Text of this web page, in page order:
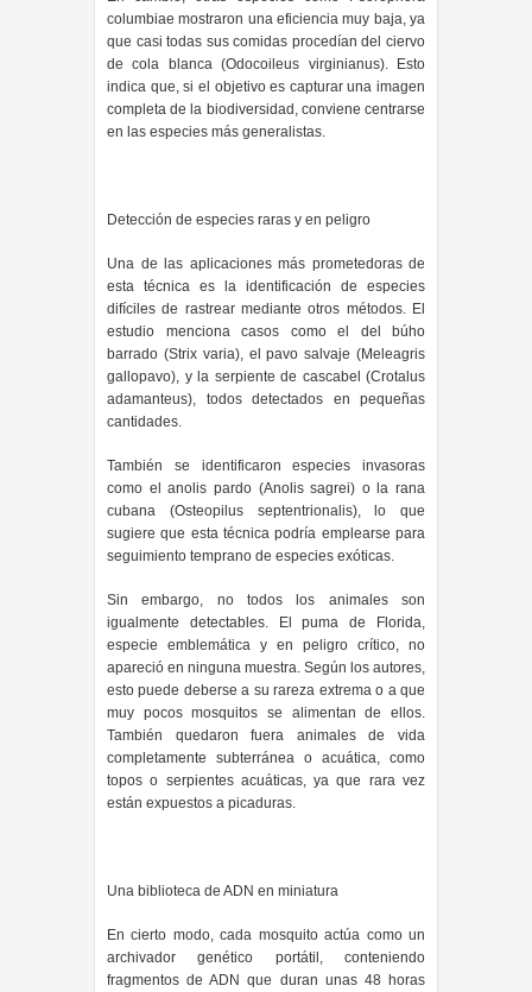
columbiae mostraron una eficiencia muy baja, ya
que casi todas sus comidas procedían del ciervo
de cola blanca (Odocoileus virginianus). Esto
indica que, si el objetivo es capturar una imagen
completa de la biodiversidad, conviene centrarse
en las especies más generalistas.
Detección de especies raras y en peligro
Una de las aplicaciones más prometedoras de
esta técnica es la identificación de especies
difíciles de rastrear mediante otros métodos. El
estudio menciona casos como el del búho
barrado (Strix varia), el pavo salvaje (Meleagris
gallopavo), y la serpiente de cascabel (Crotalus
adamanteus), todos detectados en pequeñas
cantidades.
También se identificaron especies invasoras
como el anolis pardo (Anolis sagrei) o la rana
cubana (Osteopilus septentrionalis), lo que
sugiere que esta técnica podría emplearse para
seguimiento temprano de especies exóticas.
Sin embargo, no todos los animales son
igualmente detectables. El puma de Florida,
especie emblemática y en peligro crítico, no
apareció en ninguna muestra. Según los autores,
esto puede deberse a su rareza extrema o a que
muy pocos mosquitos se alimentan de ellos.
También quedaron fuera animales de vida
completamente subterránea o acuática, como
topos o serpientes acuáticas, ya que rara vez
están expuestos a picaduras.
Una biblioteca de ADN en miniatura
En cierto modo, cada mosquito actúa como un
archivador genético portátil, conteniendo
fragmentos de ADN que duran unas 48 horas